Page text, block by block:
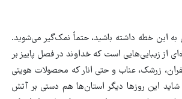
این خطه داشته باشید، حتماً نمک‌گیر می‌شوید.
از زیبایی‌هایی است که خداوند در فصل پاییز بر
زرشک، عناب و حتی انار که محصولات هویتی
این روزها دیگر استان‌ها هم دستی بر آتش